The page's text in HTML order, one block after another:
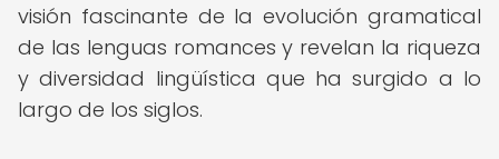
visión fascinante de la evolución gramatical
de las lenguas romances y revelan la riqueza
y diversidad lingüística que ha surgido a lo
largo de los siglos.